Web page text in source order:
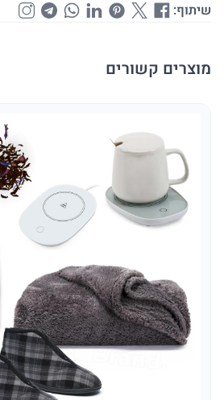
שיתוף:
מוצרים קשורים